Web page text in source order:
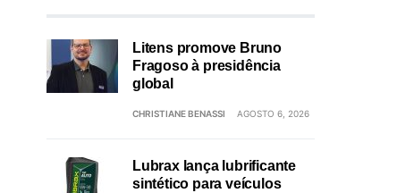
Litens promove Bruno
Fragoso à presidência
global
CHRISTIANE BENASSI AGOSTO 6, 2026
Lubrax lança lubrificante
sintético para veículos